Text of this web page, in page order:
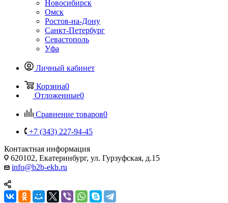
Новосибирск
Омск
Ростов-на-Дону
Санкт-Петербург
Севастополь
Уфа
Личный кабинет
Корзина0
Отложенные0
Сравнение товаров0
+7 (343) 227-94-45
Контактная информация
620102, Екатеринбург, ул. Гурзуфская, д.15
info@b2b-ekb.ru